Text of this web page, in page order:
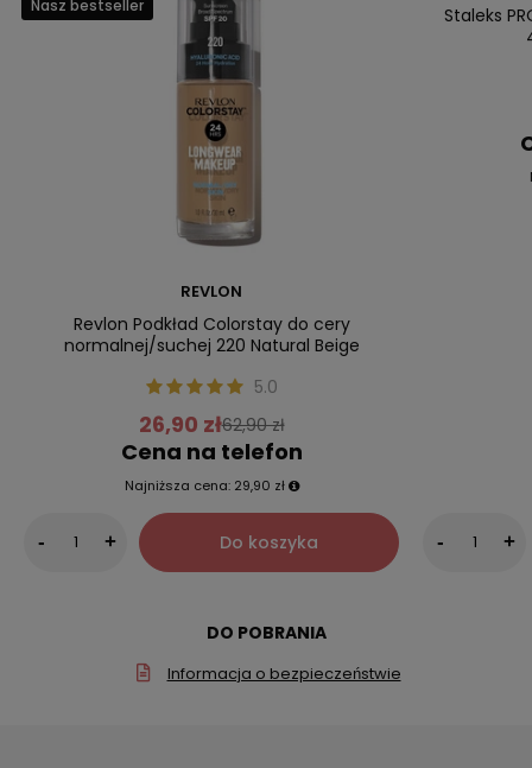
Nasz bestseller
REVLON
Revlon Podkład Colorstay do cery
normalnej/suchej 220 Natural Beige
5.0
26,90 zł62,90 zł
Cena na telefon
Najniższa cena: 29,90 zł
- + Do koszyka
Nasz
Staleks
- +
DO POBRANIA
Informacja o bezpieczeństwie